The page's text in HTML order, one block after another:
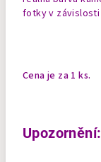
fotky v závislosti
Cena je za 1 ks.
Upozornění: